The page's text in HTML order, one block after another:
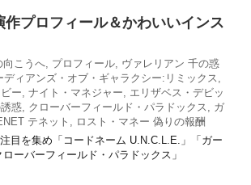
プロフィール＆かわいいインス
向こうへ, プロフィール, ヴァレリアン 千の惑
ディアンズ・オブ・ギャラクシー:リミックス,
ー, ナイト・マネジャー, エリザベス・デビッ
惑, クローバーフィールド・パラドックス, ガ
テネット , ロスト・マネー 偽りの報酬
目を集め「コードネーム U.N.C.L.E.」「ガー
ーバーフィールド・パラドックス」